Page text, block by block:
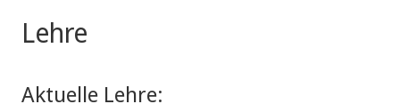
Lehre
Aktuelle Lehre: